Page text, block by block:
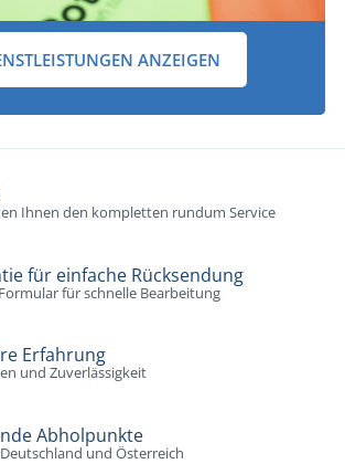
ANZEIGEN
Ihnen den kompletten rundum Service
für einfache Rücksendung
für schnelle Bearbeitung
Erfahrung
und Zuverlässigkeit
Abholpunkte
und Österreich